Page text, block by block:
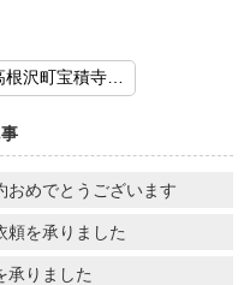
[高根沢町宝積寺 中古住宅 ご査定依頼を承りました] 次の記事 ＞
めでとうございます
を承りました
りました